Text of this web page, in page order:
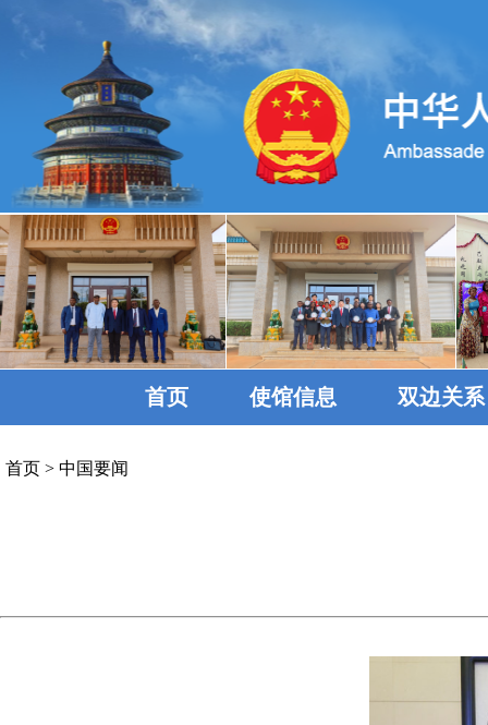
首页 使馆信息 双边关系
首页 > 中国要闻